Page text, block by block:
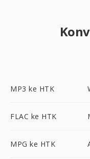
MP3 ke HTK
FLAC ke HTK
MPG ke HTK